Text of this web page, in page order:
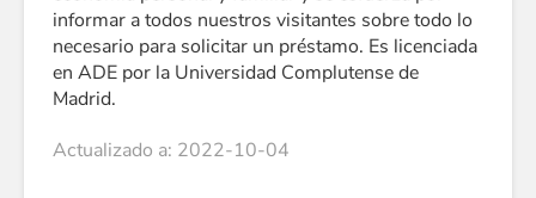
informar a todos nuestros visitantes sobre todo lo
necesario para solicitar un préstamo. Es licenciada
en ADE por la Universidad Complutense de
Madrid.
Actualizado a: 2022-10-04